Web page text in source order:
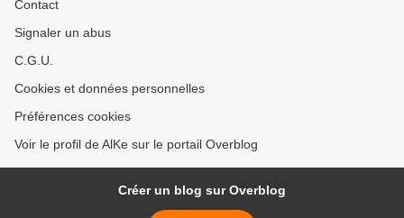
Contact
Signaler un abus
C.G.U.
Cookies et données personnelles
Préférences cookies
Voir le profil de AlKe sur le portail Overblog
Créer un blog sur Overblog